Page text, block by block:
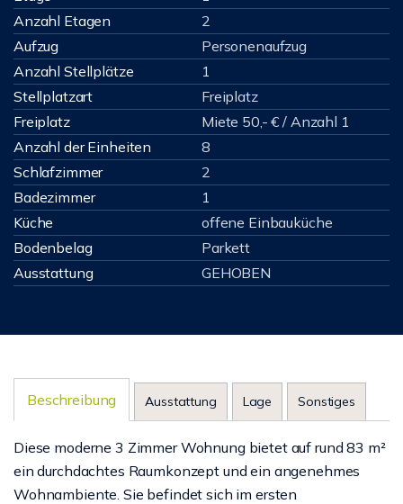
Anzahl Etagen
2
Aufzug
Personenaufzug
Anzahl Stellplätze
1
Stellplatzart
Freiplatz
Freiplatz
Miete 50,- € / Anzahl 1
Anzahl der Einheiten
8
Schlafzimmer
2
Badezimmer
1
Küche
offene Einbauküche
Bodenbelag
Parkett
Ausstattung
GEHOBEN
Beschreibung Ausstattung Lage Sonstiges
Diese moderne 3 Zimmer Wohnung bietet auf rund 83 m²
ein durchdachtes Raumkonzept und ein angenehmes
Wohnambiente. Sie befindet sich im ersten